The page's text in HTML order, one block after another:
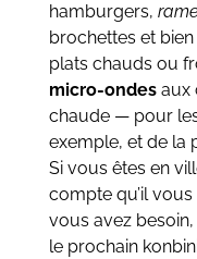
hamburgers,
brochettes et
plats chauds ou
micro-ondesaux
chaude — pour
exemple, et de la
Si vous êtes en
compte qu’il
vous avez
le prochain